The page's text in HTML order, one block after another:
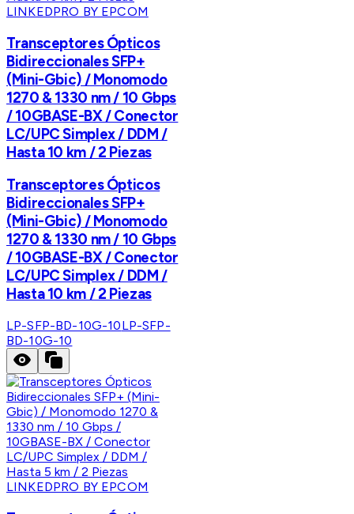
LINKEDPRO BY EPCOM
Transceptores Ópticos
Bidireccionales SFP+
(Mini-Gbic) / Monomodo
1270 & 1330 nm / 10 Gbps
/ 10GBASE-BX / Conector
LC/UPC Simplex / DDM /
Hasta 10 km / 2 Piezas
Transceptores Ópticos
Bidireccionales SFP+
(Mini-Gbic) / Monomodo
1270 & 1330 nm / 10 Gbps
/ 10GBASE-BX / Conector
LC/UPC Simplex / DDM /
Hasta 10 km / 2 Piezas
LP-SFP-BD-10G-10LP-SFP-
BD-10G-10
LINKEDPRO BY EPCOM